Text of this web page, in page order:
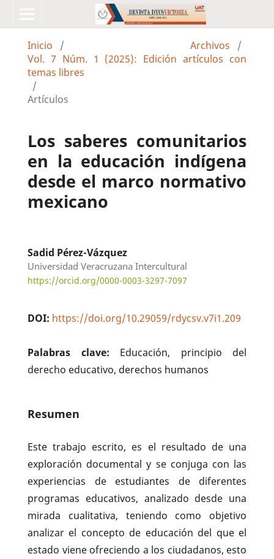
Inicio / Archivos
/
Vol. 7 Núm. 1 (2025): Edición artículos con
temas libres
/
Artículos
Los saberes comunitarios
en la educación indígena
desde el marco normativo
mexicano
Sadid Pérez-Vázquez
Universidad Veracruzana Intercultural
https://orcid.org/0000-0003-3297-7097
DOI: https://doi.org/10.29059/rdycsv.v7i1.209
Palabras clave: Educación, principio del
derecho educativo, derechos humanos
Resumen
Este trabajo escrito, es el resultado de una
exploración documental y se conjuga con las
experiencias de estudiantes de diferentes
programas educativos, analizado desde una
mirada cualitativa, teniendo como objetivo
analizar el concepto de educación del que el
estado viene ofreciendo a los ciudadanos, esto